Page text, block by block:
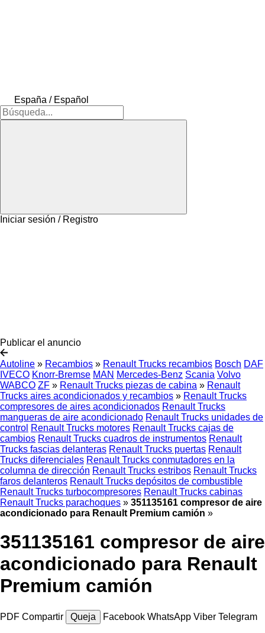
España / Español
Iniciar sesión / Registro
Publicar el anuncio
Autoline » Recambios » Renault Trucks recambios Bosch DAF
IVECO Knorr-Bremse MAN Mercedes-Benz Scania Volvo
WABCO ZF » Renault Trucks piezas de cabina » Renault
Trucks aires acondicionados y recambios » Renault Trucks
compresores de aires acondicionados Renault Trucks
mangueras de aire acondicionado Renault Trucks unidades de
control Renault Trucks motores Renault Trucks cajas de
cambios Renault Trucks cuadros de instrumentos Renault
Trucks fascias delanteras Renault Trucks puertas Renault
Trucks diferenciales Renault Trucks conmutadores en la
columna de dirección Renault Trucks estribos Renault Trucks
faros delanteros Renault Trucks depósitos de combustible
Renault Trucks turbocompresores Renault Trucks cabinas
Renault Trucks parachoques » 351135161 compresor de aire
acondicionado para Renault Premium camión »
351135161 compresor de aire
acondicionado para Renault
Premium camión
PDF Compartir Queja Facebook WhatsApp Viber Telegram